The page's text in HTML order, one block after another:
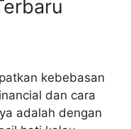
kebebasan
dan cara
adalah dengan